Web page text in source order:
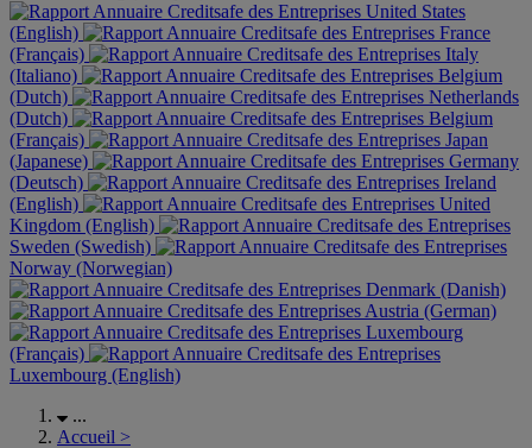
United States
(English)
France
(Français)
Italy
(Italiano)
Belgium
(Dutch)
Netherlands
(Dutch)
Belgium
(Français)
Japan
(Japanese)
Germany
(Deutsch)
Ireland
(English)
United
Kingdom (English)
Sweden (Swedish)
Norway (Norwegian)
Denmark (Danish)
Austria (German)
Luxembourg
(Français)
Luxembourg (English)
...
Accueil >